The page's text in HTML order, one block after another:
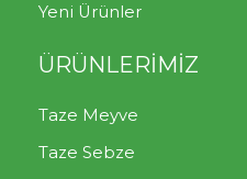
Yeni Ürünler
ÜRÜNLERİMİZ
Taze Meyve
Taze Sebze